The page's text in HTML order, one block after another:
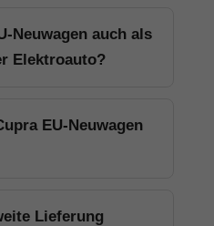
Neuwagen auch als
Elektroauto?
EU-Neuwagen
Lieferung